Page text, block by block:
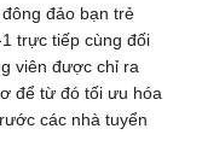
đảo bạn trẻ
trực tiếp cùng đối
viên được chỉ ra
để từ đó tối ưu hóa
các nhà tuyển